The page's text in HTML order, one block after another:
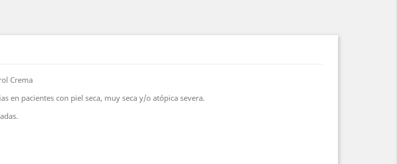
Crema
en pacientes con piel seca, muy seca y/o atópica severa.